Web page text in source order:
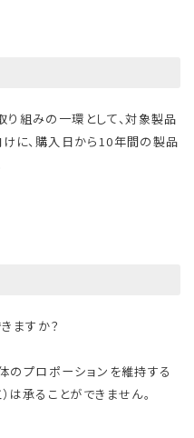
り組みの一環として、対象製品
に、購入日から10年間の製品
ますか？
のプロポーションを維持する
は承ることができません。